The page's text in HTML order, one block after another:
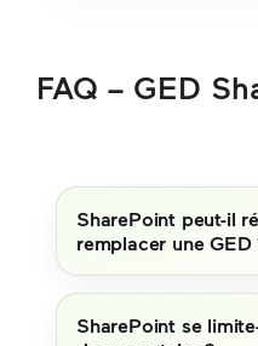
FAQ – GED
SharePoint peut-il
remplacer une GED
SharePoint se